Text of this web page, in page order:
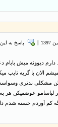
پاسخ به
دیوونه میش بابام
میشم الان با گریه
مشکلی ندتری
لباسامو عوضمیکن
کم آوردم خسته شدم